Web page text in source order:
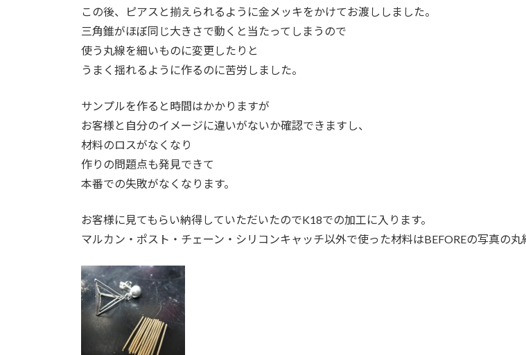
この後、ピアスと揃えられるように金メッキをかけてお渡ししました。
三角錐がほぼ同じ大きさで動くと当たってしまうので
使う丸線を細いものに変更したりと
うまく揺れるように作るのに苦労しました。
サンプルを作ると時間はかかりますが
お客様と自分のイメージに違いがないか確認できますし、
材料のロスがなくなり
作りの問題点も発見できて
本番での失敗がなくなります。
お客様に見てもらい納得していただいたのでK18での加工に入ります。
マルカン・ポスト・チェーン・シリコンキャッチ以外で使った材料はBEFOREの写真の丸